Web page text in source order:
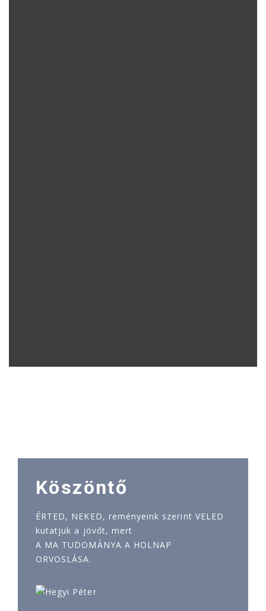
Köszöntő
ÉRTED, NEKED, reményeink szerint VELED
kutatjuk a jövőt, mert
A MA TUDOMÁNYA A HOLNAP
ORVOSLÁSA.